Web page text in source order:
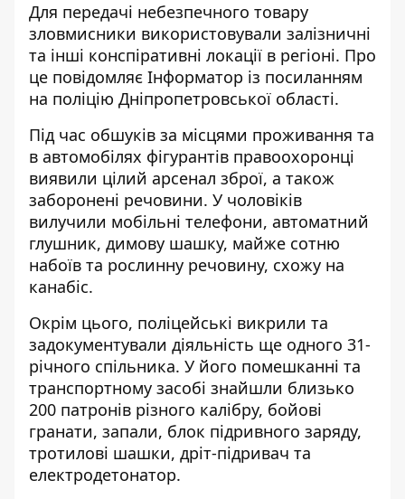
Для передачі небезпечного товару
зловмисники використовували залізничні
та інші конспіративні локації в регіоні. Про
це повідомляє Інформатор із посиланням
на поліцію Дніпропетровської області.
Під час обшуків за місцями проживання та
в автомобілях фігурантів правоохоронці
виявили цілий арсенал зброї, а також
заборонені речовини. У чоловіків
вилучили мобільні телефони, автоматний
глушник, димову шашку, майже сотню
набоїв та рослинну речовину, схожу на
канабіс.
Окрім цього, поліцейські викрили та
задокументували діяльність ще одного 31-
річного спільника. У його помешканні та
транспортному засобі знайшли близько
200 патронів різного калібру, бойові
гранати, запали, блок підривного заряду,
тротилові шашки, дріт-підривач та
електродетонатор.